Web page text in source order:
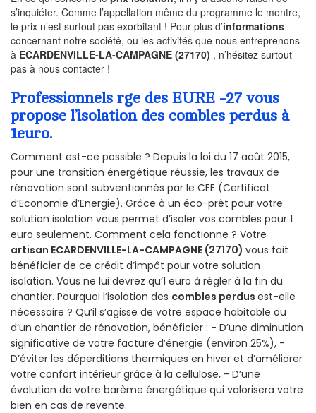
s’inquiéter. Comme l’appellation même du programme le montre,
le prix n’est surtout pas exorbitant ! Pour plus d’informations
concernant notre société, ou les activités que nous entreprenons
à ECARDENVILLE-LA-CAMPAGNE (27170) , n’hésitez surtout
pas à nous contacter !
Professionnels rge des EURE -27 vous
propose l’isolation des combles perdus à
1euro.
Comment est-ce possible ? Depuis la loi du 17 août 2015,
pour une transition énergétique réussie, les travaux de
rénovation sont subventionnés par le CEE (Certificat
d’Economie d’Energie). Grâce à un éco-prêt pour votre
solution isolation vous permet d’isoler vos combles pour 1
euro seulement. Comment cela fonctionne ? Votre
artisan ECARDENVILLE-LA-CAMPAGNE (27170) vous fait
bénéficier de ce crédit d’impôt pour votre solution
isolation. Vous ne lui devrez qu’1 euro à régler à la fin du
chantier. Pourquoi l’isolation des combles perdus est-elle
nécessaire ? Qu’il s’agisse de votre espace habitable ou
d’un chantier de rénovation, bénéficier : - D’une diminution
significative de votre facture d’énergie (environ 25%), -
D’éviter les déperditions thermiques en hiver et d’améliorer
votre confort intérieur grâce à la cellulose, - D’une
évolution de votre barème énergétique qui valorisera votre
bien en cas de revente.